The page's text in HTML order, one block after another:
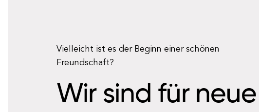
Vielleicht ist es der Beginn einer schönen
Freundschaft?
Wir sind für neue